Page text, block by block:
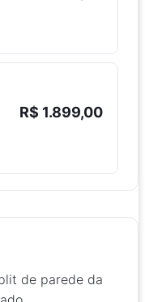
R$ 1.899,00
de parede da